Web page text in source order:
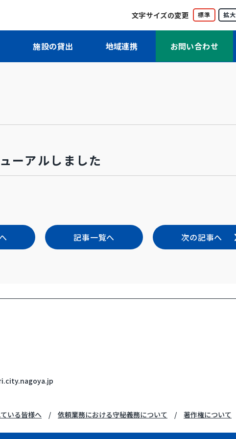
文字サイズの変更 標準 拡大
施設の貸出 地域連携 お問い合わせ
ーアルしました
記事一覧へ 次の記事へ
いる皆様へ 依頼業務における守秘義務について 著作権について